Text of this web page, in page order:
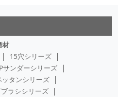
材
15穴シリーズ
サンダーシリーズ
ッタンシリーズ
ラシシリーズ